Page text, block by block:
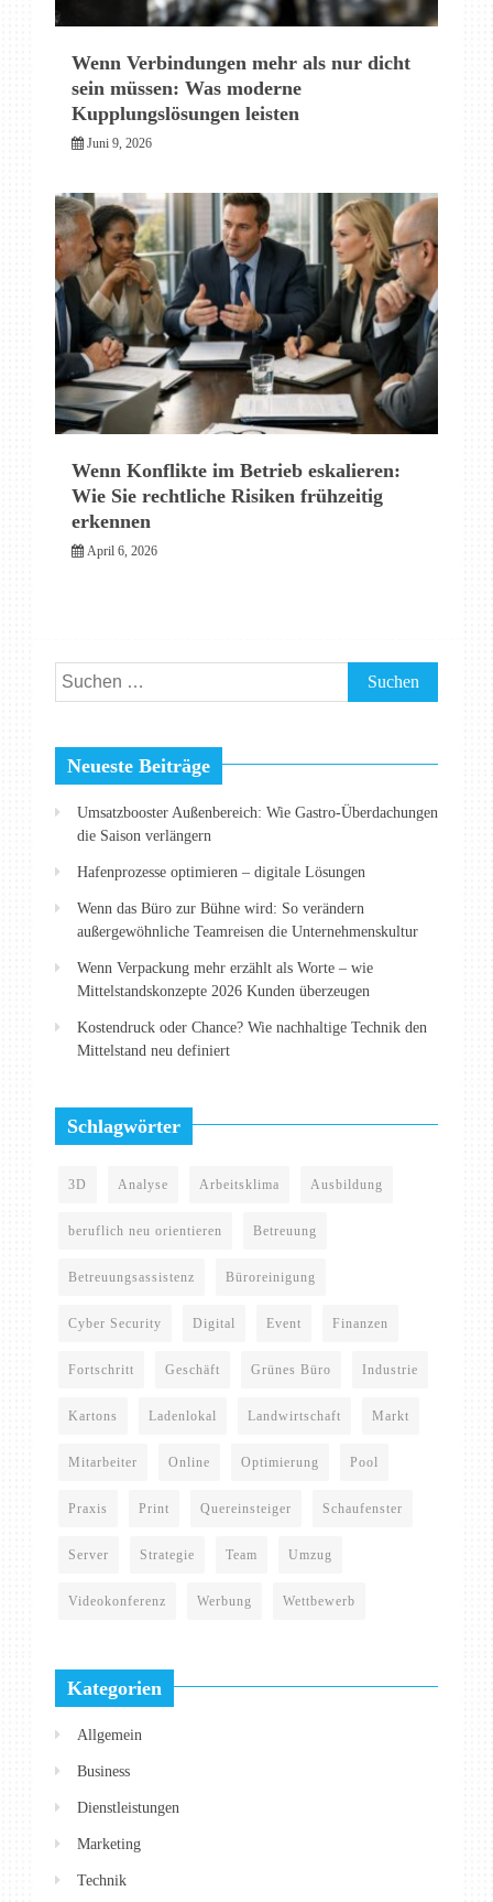
Wenn Verbindungen mehr als nur dicht
sein müssen: Was moderne
Kupplungslösungen leisten
Juni 9, 2026
Wenn Konflikte im Betrieb eskalieren:
Wie Sie rechtliche Risiken frühzeitig
erkennen
April 6, 2026
Suchen
nach:
Neueste Beiträge
Umsatzbooster Außenbereich: Wie Gastro-Überdachungen
die Saison verlängern
Hafenprozesse optimieren – digitale Lösungen
Wenn das Büro zur Bühne wird: So verändern
außergewöhnliche Teamreisen die Unternehmenskultur
Wenn Verpackung mehr erzählt als Worte – wie
Mittelstandskonzepte 2026 Kunden überzeugen
Kostendruck oder Chance? Wie nachhaltige Technik den
Mittelstand neu definiert
Schlagwörter
3D Analyse Arbeitsklima Ausbildung
beruflich neu orientieren Betreuung
Betreuungsassistenz Büroreinigung
Cyber Security Digital Event Finanzen
Fortschritt Geschäft Grünes Büro Industrie
Kartons Ladenlokal Landwirtschaft Markt
Mitarbeiter Online Optimierung Pool
Praxis Print Quereinsteiger Schaufenster
Server Strategie Team Umzug
Videokonferenz Werbung Wettbewerb
Kategorien
Allgemein
Business
Dienstleistungen
Marketing
Technik